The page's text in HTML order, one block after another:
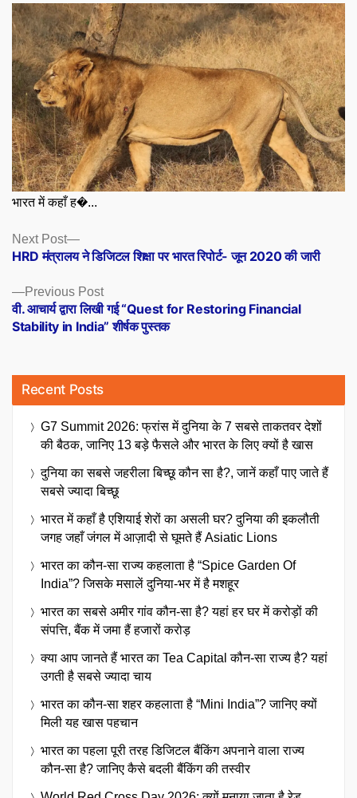
भारत में कहाँ ह�...
Posts
navigation
Previous PostPrevious
post:
वी. आचार्य द्वारा लिखी गई “Quest for Restoring Financial
Stability in India” शीर्षक पुस्तक
Next Post
Next
post:
HRD मंत्रालय ने डिजिटल शिक्षा पर भारत रिपोर्ट- जून 2020 की जारी
Recent Posts
G7 Summit 2026: फ्रांस में दुनिया के 7 सबसे ताकतवर देशों
की बैठक, जानिए 13 बड़े फैसले और भारत के लिए क्यों है खास
दुनिया का सबसे जहरीला बिच्छू कौन सा है?, जानें कहाँ पाए जाते हैं
सबसे ज्यादा बिच्छू
भारत में कहाँ है एशियाई शेरों का असली घर? दुनिया की इकलौती
जगह जहाँ जंगल में आज़ादी से घूमते हैं Asiatic Lions
भारत का कौन-सा राज्य कहलाता है “Spice Garden Of
India”? जिसके मसालें दुनिया-भर में है मशहूर
भारत का सबसे अमीर गांव कौन-सा है? यहां हर घर में करोड़ों की
संपत्ति, बैंक में जमा हैं हजारों करोड़
क्या आप जानते हैं भारत का Tea Capital कौन-सा राज्य है? यहां
उगती है सबसे ज्यादा चाय
भारत का कौन-सा शहर कहलाता है “Mini India”? जानिए क्यों
मिली यह खास पहचान
भारत का पहला पूरी तरह डिजिटल बैंकिंग अपनाने वाला राज्य
कौन-सा है? जानिए कैसे बदली बैंकिंग की तस्वीर